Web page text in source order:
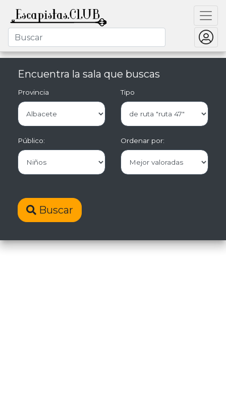
Encuentra la sala que buscas
Provincia Tipo
Público: Ordenar por:
Buscar